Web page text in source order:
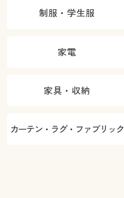
制服・学生服
家電
家具・収納
カーテン・ラグ・ファブリック